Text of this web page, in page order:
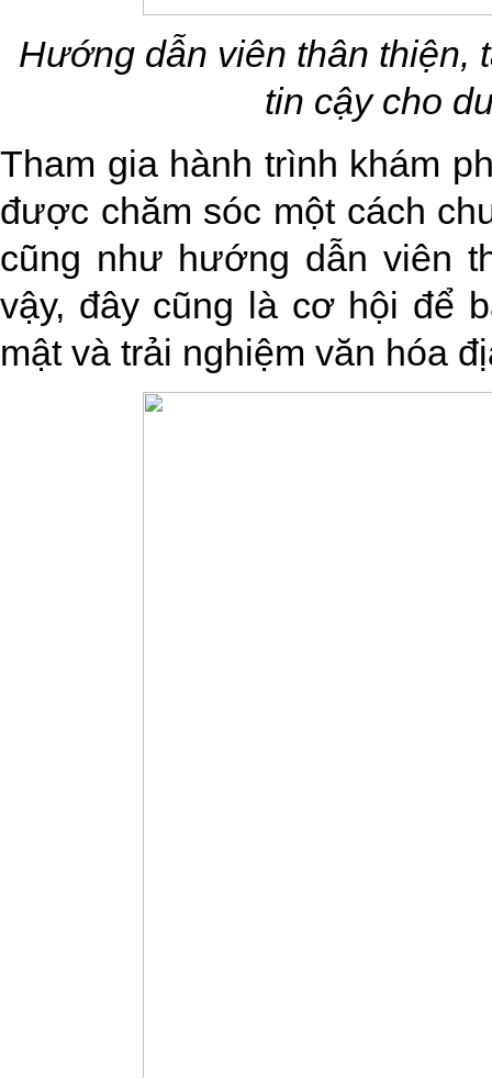
Hướng dẫn viên thân thiện,
tin cậy cho
Tham gia hành trình khám
được chăm sóc một cách
cũng như hướng dẫn viên
vậy, đây cũng là cơ hội để
mật và trải nghiệm văn hóa